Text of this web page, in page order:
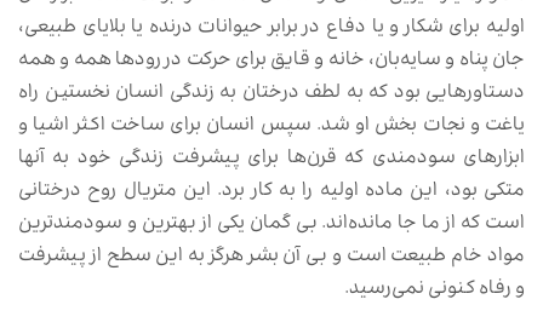
اولیه برای شکار و یا دفاع در برابر حیوانات درنده یا بلایای طبیعی،
جان پناه و سایه‌بان، خانه و قایق برای حرکت در رودها همه و همه
دستاورهایی بود که به لطف درختان به زندگی انسان نخستین راه
یاغت و نجات بخش او شد. سپس انسان برای ساخت اکثر اشیا و
ابزارهای سودمندی که قرن‌ها برای پیشرفت زندگی خود به آنها
متکی بود، این ماده اولیه را به کار برد. این متریال روح درختانی
است که از ما جا مانده‌اند. بی گمان یکی از بهترین و سودمندترین
مواد خام طبیعت است و بی آن بشر هرگز به این سطح از پیشرفت
و رفاه کنونی نمی‌رسید.